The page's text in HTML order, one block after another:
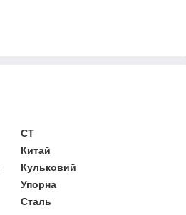
CT
Китай
Кульковий
Упорна
Сталь